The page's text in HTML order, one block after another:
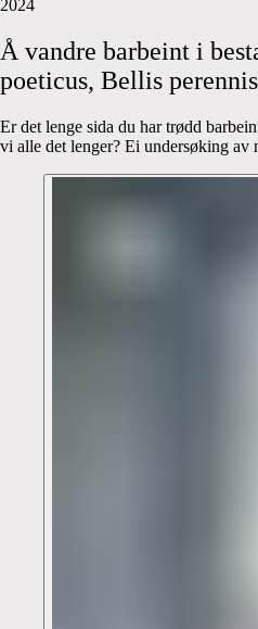
2024
Åvandre barbeint i
poeticus, Bellis perennis
Er det lenge sida du har trødd
vi alle det lenger? Ei undersøking